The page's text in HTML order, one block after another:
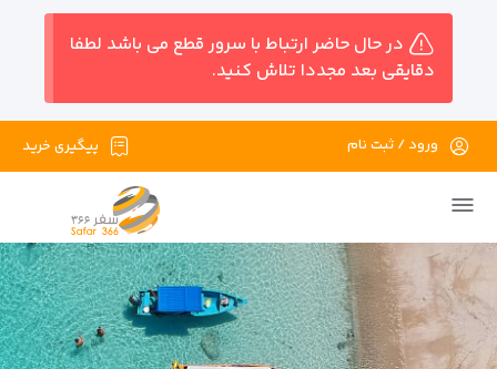
در حال حاضر ارتباط با سرور قطع می باشد لطفا
دقایقی بعد مجددا تلاش کنید.
پیگیری خرید ورود / ثبت نام